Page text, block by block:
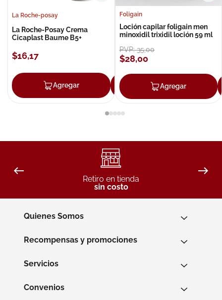
La Roche-posay
La Roche-Posay Crema
Cicaplast Baume B5+
$16,17
Agregar Agregar
Foligain
Loción capilar foligain men
minoxidil trixidil loción 59 ml
PVP:35,00
$28,00
Agregar
Retiro en tienda
sin costo
Quienes Somos
Recompensas y promociones
Servicios
Convenios